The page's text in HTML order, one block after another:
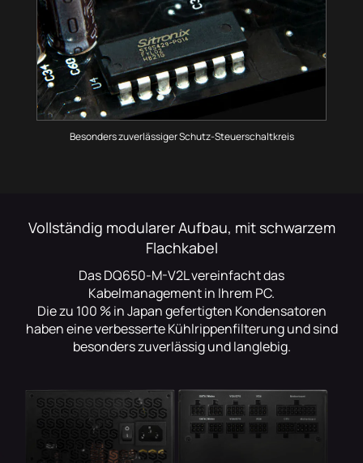
Besonders zuverlässiger Schutz-Steuerschaltkreis
Vollständig modularer Aufbau, mit schwarzem
Flachkabel
Das DQ650-M-V2L vereinfacht das
Kabelmanagement in Ihrem PC.
Die zu 100 % in Japan gefertigten Kondensatoren
haben eine verbesserte Kühlrippenfilterung und sind
besonders zuverlässig und langlebig.